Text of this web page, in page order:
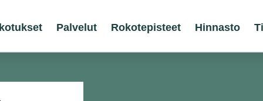
Palvelut Rokotepisteet Hinnasto